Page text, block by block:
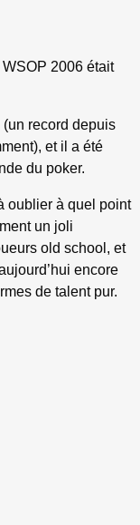
2006 était
(un record depuis
et il a été
du poker.
oublier à quel point
un joli
old school, et
encore
de talent pur.